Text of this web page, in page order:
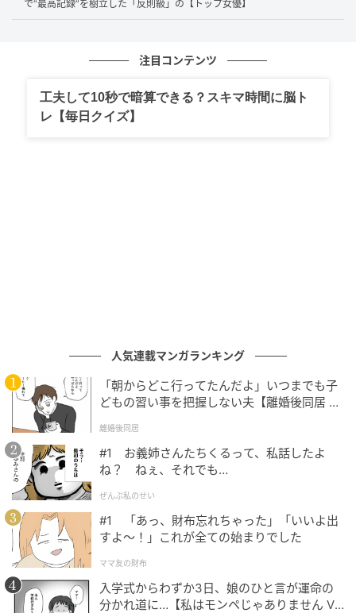
※Google Geminiにて作成（イメージ）
所に婚姻届を提出。世界が新型コロナウイルスの感染
された文書には、次のような強い責任感と覚悟が綴ら
れていました。
人間としてリスペクトし合う二人の関係は、理想の夫
婦そのもの。芸能界きってのビッグカップル誕生のニ
ュースに、SNSでは「ビッグカップルすぎ」「とてもお
似合い」「おめでとうございます！」「お幸せに！」
といった祝福コメントが溢れました。
一方で、「生田斗真と結婚はズルい」「勝ち組すぎな
い…？」「清野菜名を嫁にしたい人生だった…」「生
田斗真が羨ましい」「ショックで倒れそう」「え、び
っくり…」 といった嘆きの声も寄せられるほど。それ
ほどまでに、二人の結婚発表は大きな話題となりまし
た。
で“最高記録”を樹立した「反則級」の【トップ女優】
注目コンテンツ
工夫して10秒で暗算できる？スキマ時間に脳ト
レ【毎日クイズ】
人気連載マンガランキング
「朝からどこ行ってたんだよ」いつまでも子
どもの習い事を把握しない夫【離婚後同居 Vo
離婚後同居
#1 お義姉さんたちくるって、私話したよ
ね？ ねぇ、それでも…
ぜんぶ私のせい
#1 「あっ、財布忘れちゃった」「いいよ出
すよ〜！」これが全ての始まりでした
ママ友の財布
入学式からわずか3日、娘のひと言が運命の
分かれ道に…【私はモンペじゃありません Vo